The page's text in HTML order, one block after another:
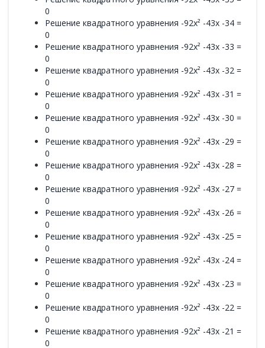
0
Решение квадратного уравнения -92x² -43x -34 =
0
Решение квадратного уравнения -92x² -43x -33 =
0
Решение квадратного уравнения -92x² -43x -32 =
0
Решение квадратного уравнения -92x² -43x -31 =
0
Решение квадратного уравнения -92x² -43x -30 =
0
Решение квадратного уравнения -92x² -43x -29 =
0
Решение квадратного уравнения -92x² -43x -28 =
0
Решение квадратного уравнения -92x² -43x -27 =
0
Решение квадратного уравнения -92x² -43x -26 =
0
Решение квадратного уравнения -92x² -43x -25 =
0
Решение квадратного уравнения -92x² -43x -24 =
0
Решение квадратного уравнения -92x² -43x -23 =
0
Решение квадратного уравнения -92x² -43x -22 =
0
Решение квадратного уравнения -92x² -43x -21 =
0